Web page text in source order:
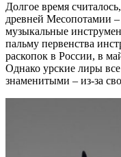
Долгое время
древней Месопотамии
музыкальные
пальму первенства
раскопок в России, в
Однако урские лиры
знаменитыми – из-за